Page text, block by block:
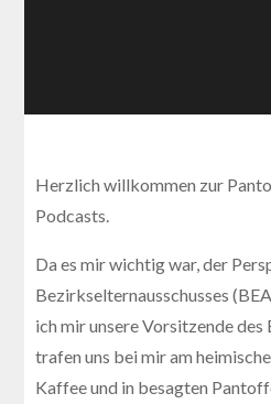
Herzlich willkommen zur
Podcasts.
Da es mir wichtig war, der
Bezirkselternausschusses
ich mir unsere Vorsitzende
trafen uns bei mir am
Kaffee und in besagten